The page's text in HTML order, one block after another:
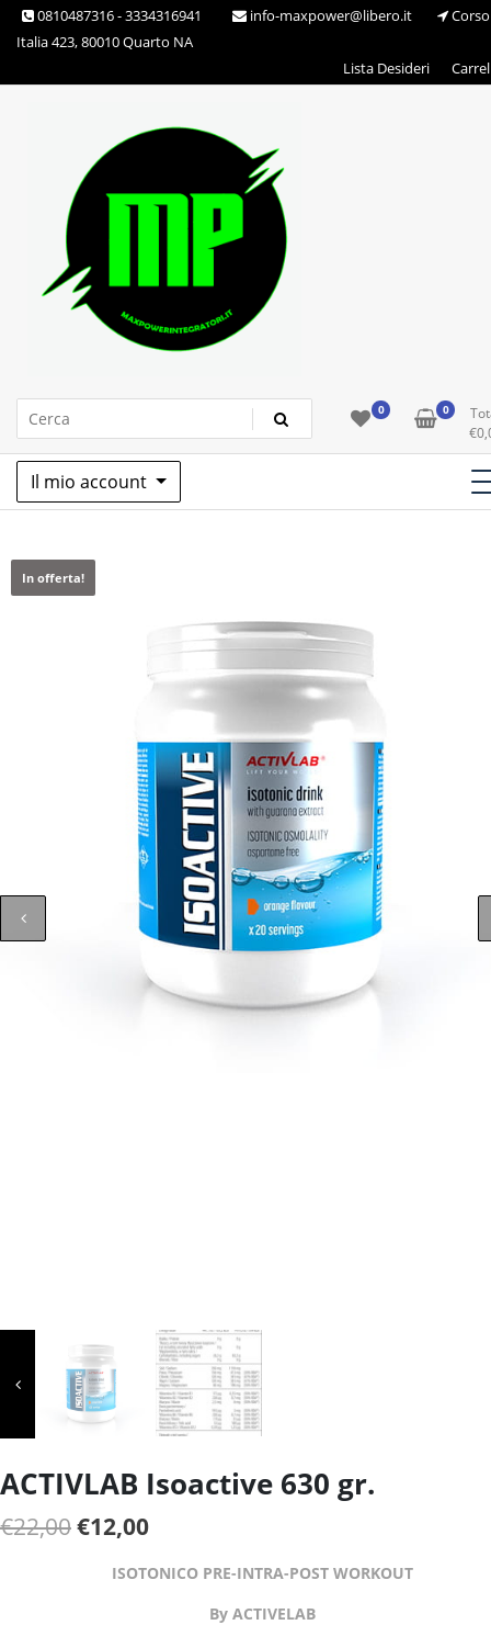
Skip 0810487316 - 3334316941 info-maxpower@libero.it
Corso
Italia 423, 80010 Quarto NA
Lista Desideri
Max Power Integratori 0 0
€
Il mio account
In offerta!
ACTIVLAB Isoactive 630 gr.
€22,00Il
€12,00Il
ISOTONICO PRE-INTRA-POST WORKOUT
By ACTIVELAB